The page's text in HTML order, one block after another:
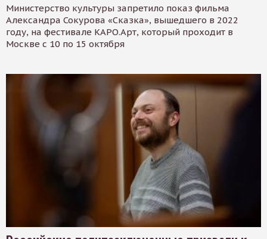
Министерство культуры запретило показ фильма
Александра Сокурова «Сказка», вышедшего в 2022
году, на фестивале КАРО.Арт, который проходит в
Москве с 10 по 15 октября